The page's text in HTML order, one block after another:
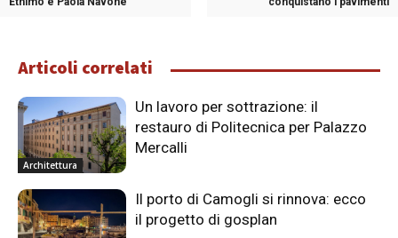
Articoli correlati
Architettura
Un lavoro per sottrazione: il
restauro di Politecnica per Palazzo
Mercalli
Il porto di Camogli si rinnova: ecco
il progetto di gosplan